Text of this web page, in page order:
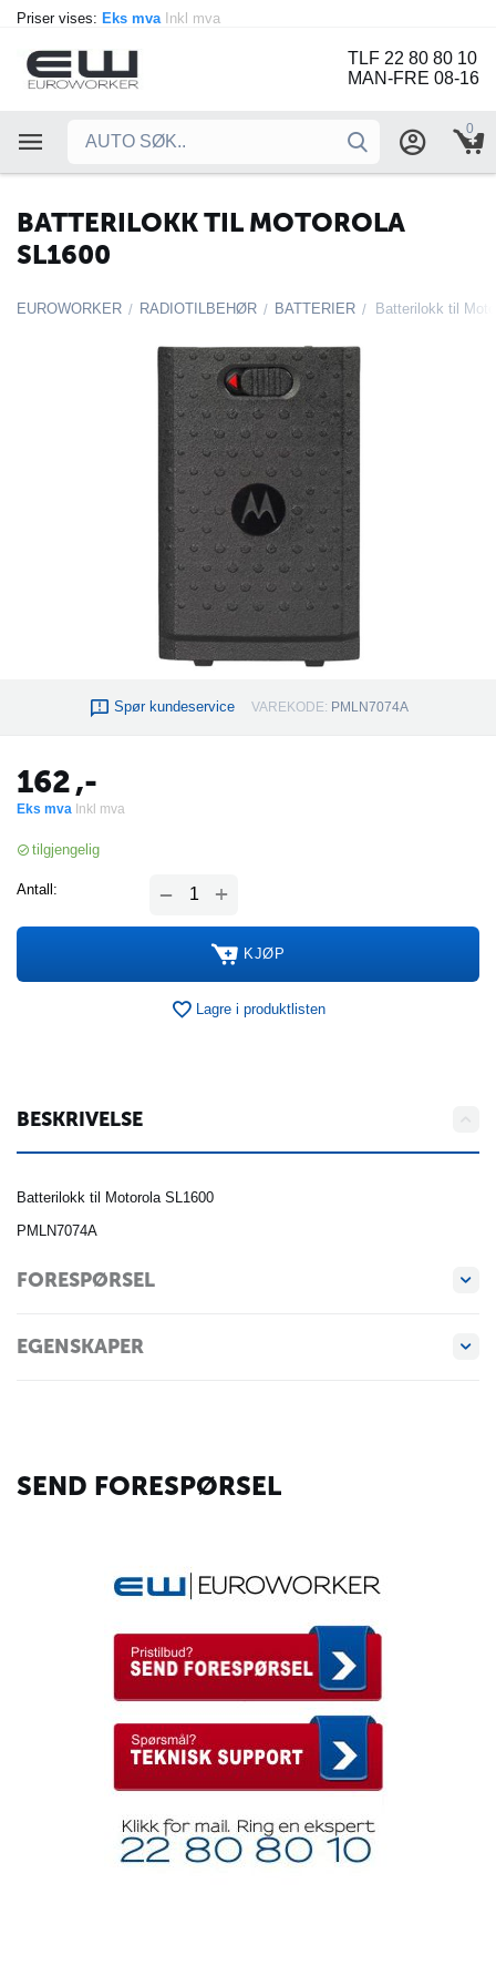
Priser vises: Eks mva Inkl mva
TLF 22 80 80 10
MAN-FRE 08-16
0
BATTERILOKK TIL MOTOROLA
SL1600
EUROWORKER / RADIOTILBEHØR / BATTERIER / Batterilokk til
Spør kundeservice VAREKODE: PMLN7074A
162,-
Eks mva Inkl mva
tilgjengelig
Antall: +
−
KJØP
Lagre i produktlisten
BESKRIVELSE
Batterilokk til Motorola SL1600
PMLN7074A
FORESPØRSEL
EGENSKAPER
SEND FORESPØRSEL